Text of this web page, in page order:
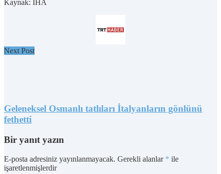
Kaynak: İHA
Next Post
Geleneksel Osmanlı tatlıları İtalyanların gönlünü
fethetti
Bir yanıt yazın
E-posta adresiniz yayınlanmayacak. Gerekli alanlar * ile
işaretlenmişlerdir